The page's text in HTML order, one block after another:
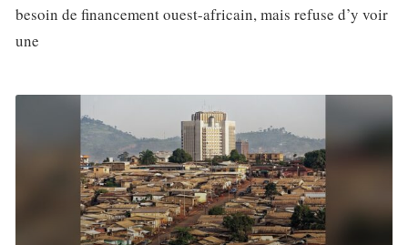
besoin de financement ouest-africain, mais refuse d’y voir
une